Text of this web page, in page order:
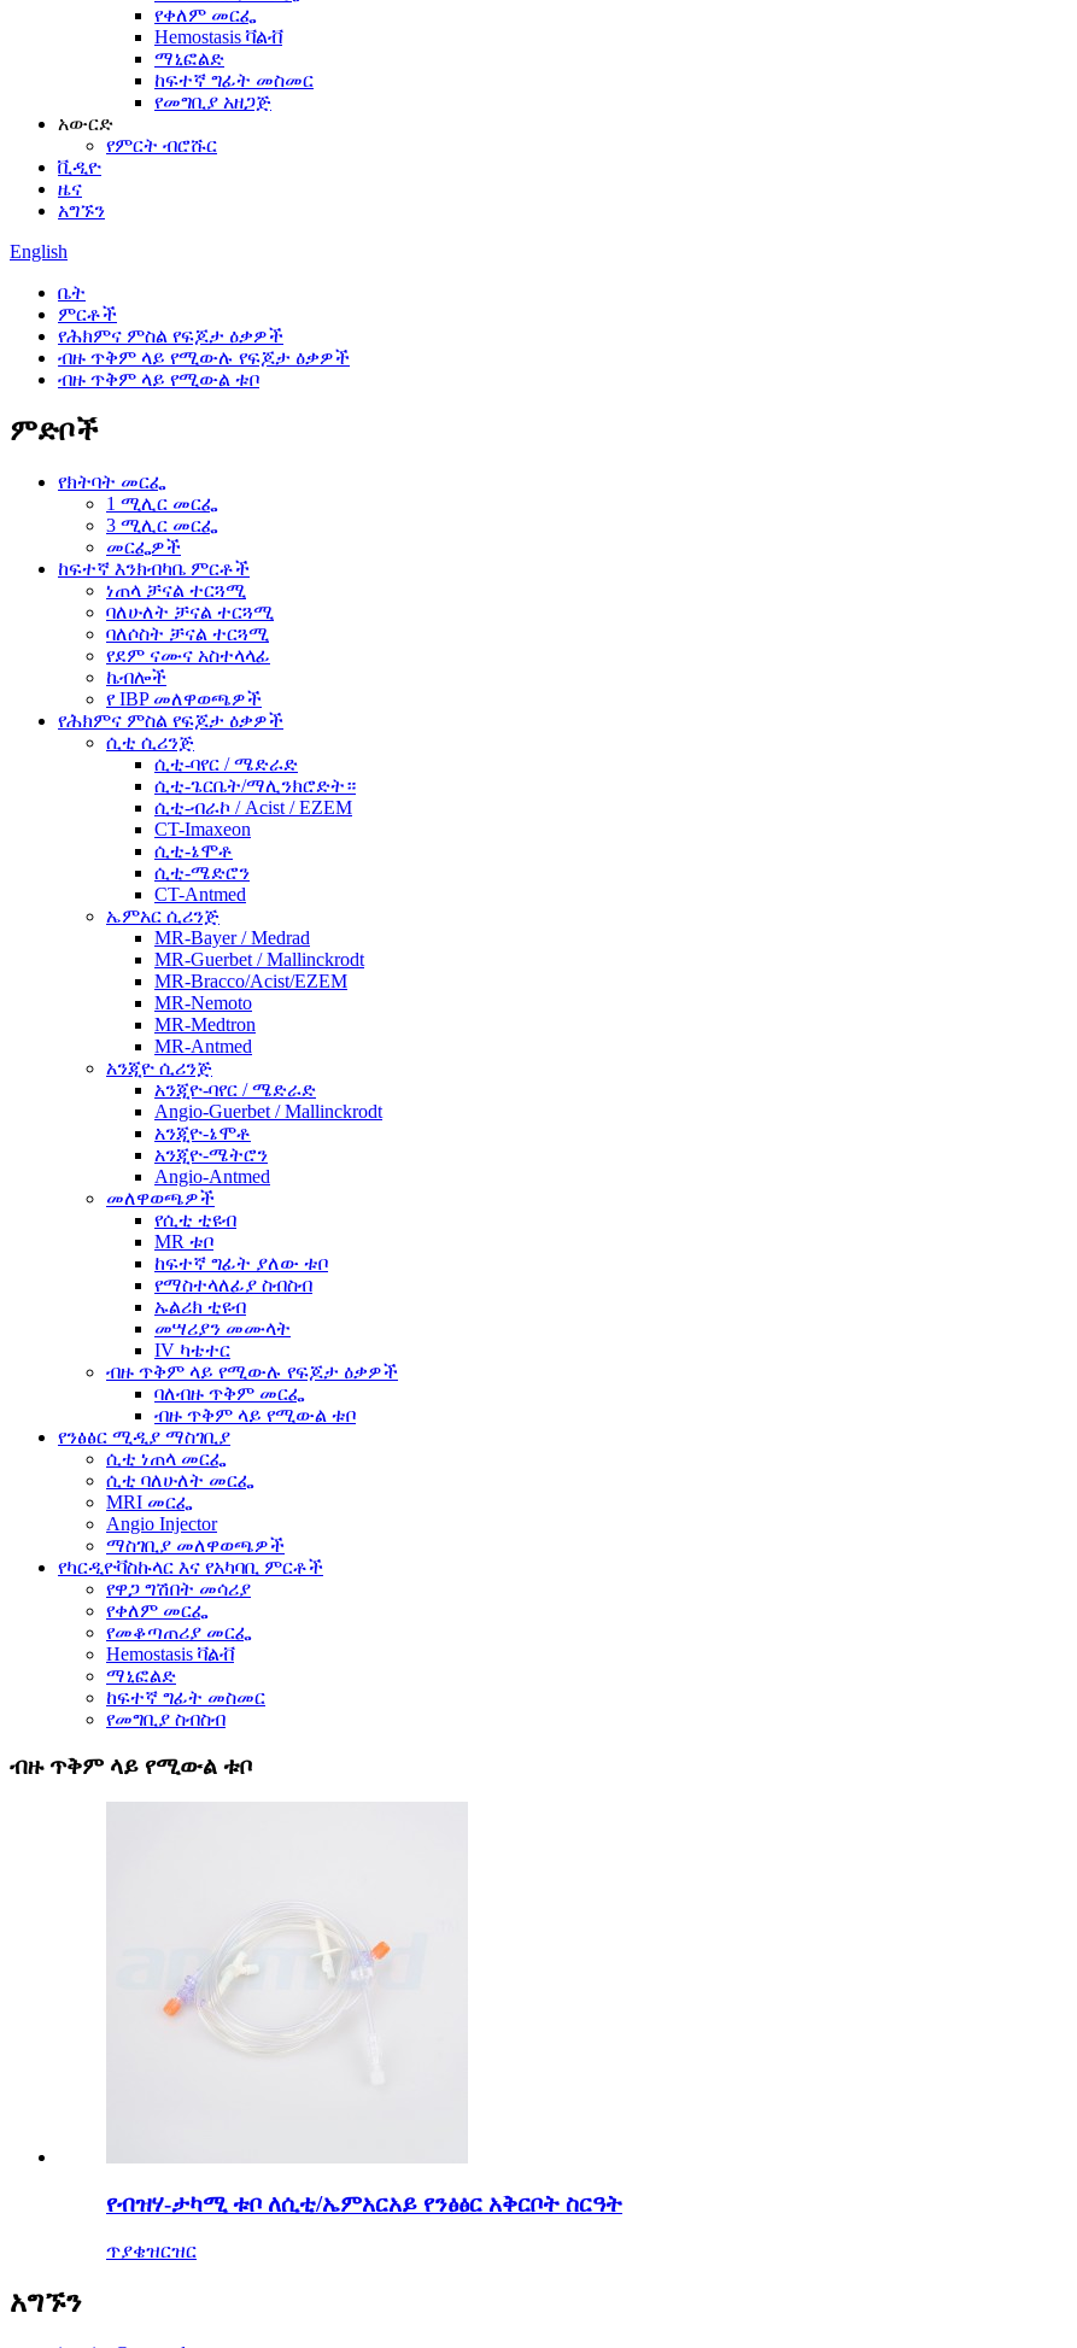
የቀለም መርፌ
Hemostasis ቫልቭ
ማኒፎልድ
ከፍተኛ ግፊት መስመር
የመግቢያ አዘጋጅ
አውርድ
የምርት ብሮሹር
ቪዲዮ
ዜና
አግኙን
English
ቤት
ምርቶች
የሕክምና ምስል የፍጆታ ዕቃዎች
ብዙ ጥቅም ላይ የሚውሉ የፍጆታ ዕቃዎች
ብዙ ጥቅም ላይ የሚውል ቱቦ
ምድቦች
የክትባት መርፌ
1 ሚሊር መርፌ
3 ሚሊር መርፌ
መርፌዎች
ከፍተኛ እንክብካቤ ምርቶች
ነጠላ ቻናል ተርጓሚ
ባለሁለት ቻናል ተርጓሚ
ባለሶስት ቻናል ተርጓሚ
የደም ናሙና አስተላላፊ
ኬብሎች
የ IBP መለዋወጫዎች
የሕክምና ምስል የፍጆታ ዕቃዎች
ሲቲ ሲሪንጅ
ሲቲ-ባየር / ሜድራድ
ሲቲ-ጌርቤት/ማሊንክሮድት።
ሲቲ-ብራኮ / Acist / EZEM
CT-Imaxeon
ሲቲ-ኔሞቶ
ሲቲ-ሜድሮን
CT-Antmed
ኤምአር ሲሪንጅ
MR-Bayer / Medrad
MR-Guerbet / Mallinckrodt
MR-Bracco/Acist/EZEM
MR-Nemoto
MR-Medtron
MR-Antmed
አንጂዮ ሲሪንጅ
አንጂዮ-ባየር / ሜድራድ
Angio-Guerbet / Mallinckrodt
አንጂዮ-ኔሞቶ
አንጂዮ-ሜትሮን
Angio-Antmed
መለዋወጫዎች
የሲቲ ቲዩብ
MR ቱቦ
ከፍተኛ ግፊት ያለው ቱቦ
የማስተላለፊያ ስብስብ
ኡልሪክ ቲዩብ
መሣሪያን መሙላት
IV ካቴተር
ብዙ ጥቅም ላይ የሚውሉ የፍጆታ ዕቃዎች
ባለብዙ ጥቅም መርፌ
ብዙ ጥቅም ላይ የሚውል ቱቦ
የንፅፅር ሚዲያ ማስገቢያ
ሲቲ ነጠላ መርፌ
ሲቲ ባለሁለት መርፌ
MRI መርፌ
Angio Injector
ማስገቢያ መለዋወጫዎች
የካርዲዮቫስኩላር እና የአካባቢ ምርቶች
የዋጋ ግሽበት መሳሪያ
የቀለም መርፌ
የመቆጣጠሪያ መርፌ
Hemostasis ቫልቭ
ማኒፎልድ
ከፍተኛ ግፊት መስመር
የመግቢያ ስብስብ
ብዙ ጥቅም ላይ የሚውል ቱቦ
የብዝሃ-ታካሚ ቱቦ ለሲቲ/ኤምአርአይ የንፅፅር አቅርቦት ስርዓት
ጥያቄዝርዝር
አግኙን